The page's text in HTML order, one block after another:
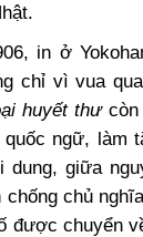
in ở
chỉ vì vua
huyết thưcòn
ngữ, làm
giữa
chủ
được chuyển